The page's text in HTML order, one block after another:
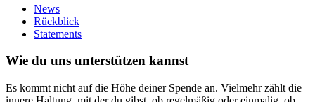
News
Rückblick
Statements
Wie du uns unterstützen kannst
Es kommt nicht auf die Höhe deiner Spende an. Vielmehr zählt die